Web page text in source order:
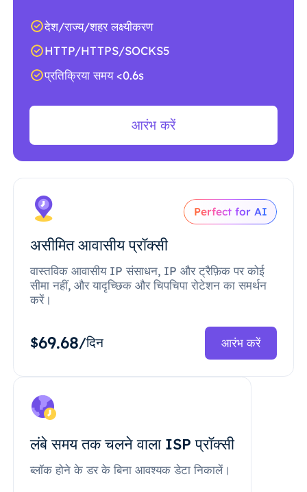
देश/राज्य/शहर लक्ष्यीकरण
HTTP/HTTPS/SOCKS5
प्रतिक्रिया समय <0.6s
आरंभ करें
Perfect for AI
असीमित आवासीय प्रॉक्सी
वास्तविक आवासीय IP संसाधन, IP और ट्रैफ़िक पर कोई
सीमा नहीं, और यादृच्छिक और चिपचिपा रोटेशन का समर्थन
करें।
$69.68/दिन आरंभ करें
लंबे समय तक चलने वाला ISP प्रॉक्सी
ब्लॉक होने के डर के बिना आवश्यक डेटा निकालें।